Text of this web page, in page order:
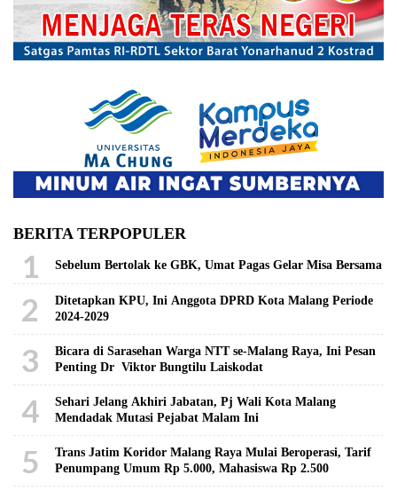
BERITA TERPOPULER
1 Sebelum Bertolak ke GBK, Umat Pagas Gelar Misa Bersama
2
Ditetapkan KPU, Ini Anggota DPRD Kota Malang Periode
2024-2029
3
Bicara di Sarasehan Warga NTT se-Malang Raya, Ini Pesan
Penting Dr Viktor Bungtilu Laiskodat
4
Sehari Jelang Akhiri Jabatan, Pj Wali Kota Malang
Mendadak Mutasi Pejabat Malam Ini
5
Trans Jatim Koridor Malang Raya Mulai Beroperasi, Tarif
Penumpang Umum Rp 5.000, Mahasiswa Rp 2.500